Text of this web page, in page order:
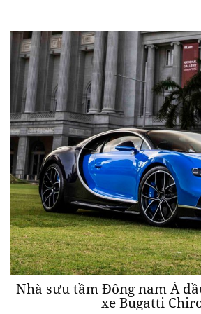
Nhà sưu tầm Đông nam Á
xe Bugatti